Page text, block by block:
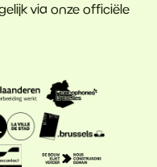
via onze officiële